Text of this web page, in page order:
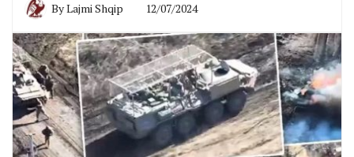
ByLajmi Shqip 12/07/2024